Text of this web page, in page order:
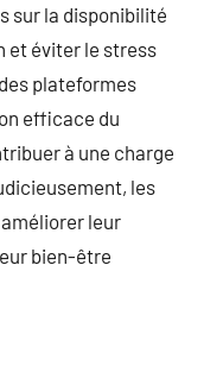
sur la disponibilité
et éviter le stress
plateformes
efficace du
à une charge
les
leur
bien-être